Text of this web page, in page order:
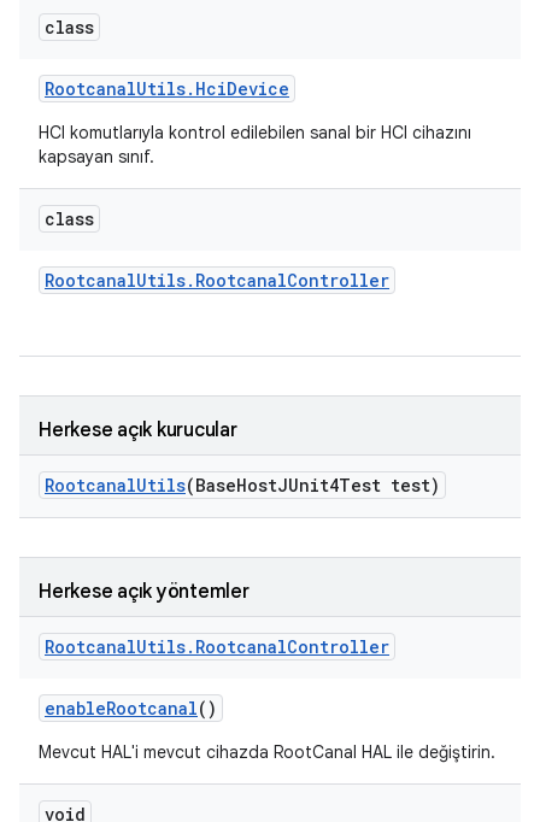
class
RootcanalUtils. HciDevice
HCI komutlarıyla kontrol edilebilen sanal bir HCI cihazını
kapsayan sınıf.
class
RootcanalUtils. RootcanalController
Herkese açık kurucular
RootcanalUtils(BaseHostJUnit4Test test)
Herkese açık yöntemler
RootcanalUtils. RootcanalController
enableRootcanal()
Mevcut HAL'i mevcut cihazda RootCanal HAL ile değiştirin.
void